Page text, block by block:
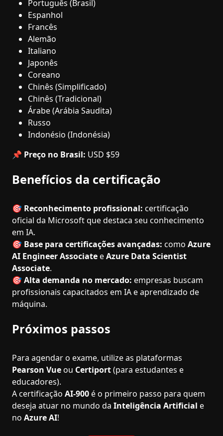
Português (Brasil)
Espanhol
Francês
Alemão
Italiano
Japonês
Coreano
Chinês (Simplificado)
Chinês (Tradicional)
Árabe (Arábia Saudita)
Russo
Indonésio (Indonésia)
📌 Preço no Brasil: USD $59
Benefícios da certificação
🎯 Reconhecimento profissional: certificação
oficial da Microsoft que destaca seu conhecimento
em IA.
🎯 Base para certificações avançadas: como Azure
AI Engineer AssociateeAzure Data Scientist
Associate.
🎯 Alta demanda no mercado: empresas buscam
profissionais capacitados em IA e aprendizado de
máquina.
Próximos passos
Para agendar o exame, utilize as plataformas
Pearson Vueou Certiport(para estudantes e
educadores).
A certificação AI-900é o primeiro passo para quem
deseja atuar no mundo da Inteligência Artificial e
no Azure AI!